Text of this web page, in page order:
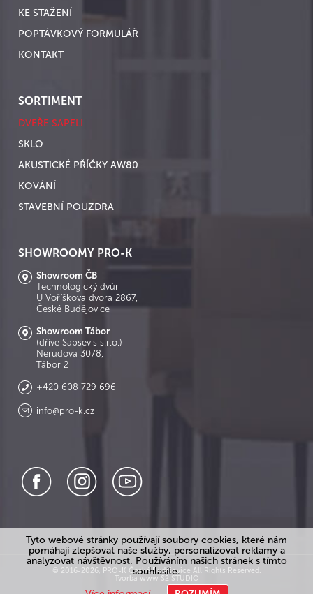
Tyto webové stránky používají soubory cookies, které nám
pomáhají zlepšovat naše služby, personalizovat reklamy a
analyzovat návštěvnost. Používáním našich stránek s tímto
souhlasíte.
KE STAŽENÍ
POPTÁVKOVÝ FORMULÁŘ
KONTAKT
SORTIMENT
DVEŘE SAPELI
SKLO
AKUSTICKÉ PŘÍČKY AW80
KOVÁNÍ
STAVEBNÍ POUZDRA
SHOWROOMY PRO-K
Showroom ČB
Technologický dvůr
U Voříškova dvora 2867,
České Budějovice
Showroom Tábor
(dříve Sapsevis s.r.o.)
Nerudova 3078,
Tábor 2
+420 608 729 696
info@pro-k.cz
© 2016-2026, PRO-K České Budějovice All Rights Reserved.
Tvorba www S2 STUDIO